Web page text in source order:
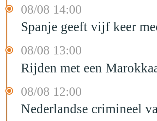
08/08 14:00
Spanje geeft vijf keer
08/08 13:00
Rijden met een
08/08 12:00
Nederlandse crimineel